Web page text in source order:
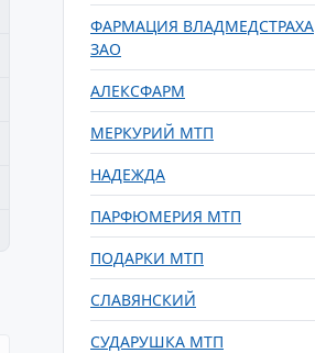
ФАРМАЦИЯ ВЛАДМЕДСТРАХА
ЗАО
АЛЕКСФАРМ
МЕРКУРИЙ МТП
НАДЕЖДА
ПАРФЮМЕРИЯ МТП
ПОДАРКИ МТП
СЛАВЯНСКИЙ
СУДАРУШКА МТП